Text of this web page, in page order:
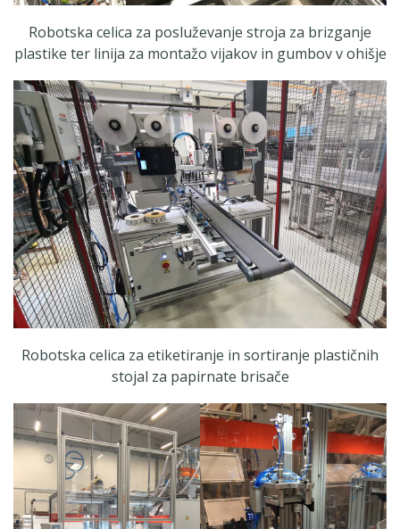
Robotska celica za posluževanje stroja za brizganje
plastike ter linija za montažo vijakov in gumbov v ohišje
Robotska celica za etiketiranje in sortiranje plastičnih
stojal za papirnate brisače